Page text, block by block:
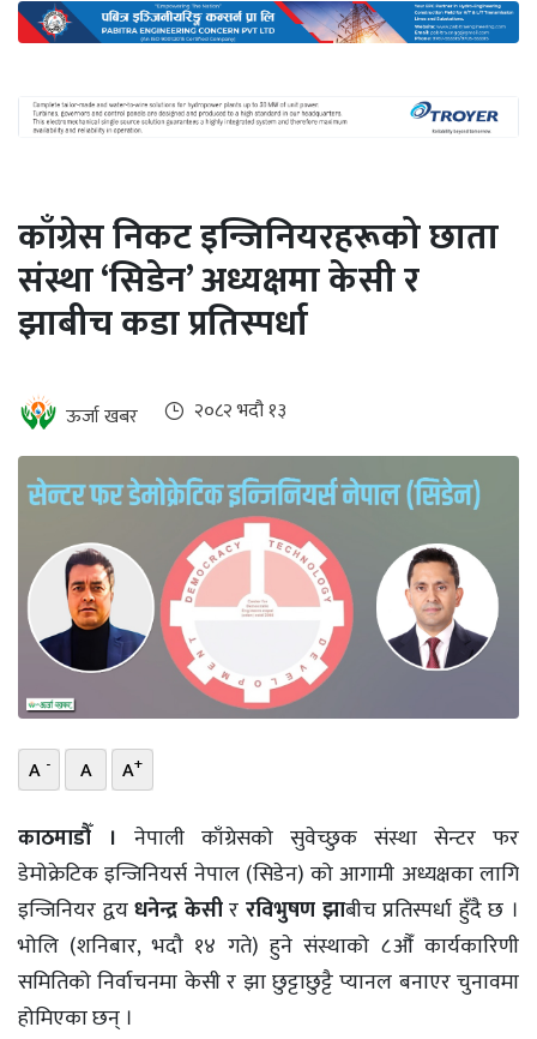
ऊर्जा
दक्षता
खबर
हरित
हाइड्रोजन
सम्पादकीय
बैंक
भिडियो
छापा
खोज
ऊर्जा
विशेष
काँग्रेस निकट इन्जिनियरहरूको छाता
संस्था ‘सिडेन’ अध्यक्षमा केसी र
झाबीच कडा प्रतिस्पर्धा
ऊर्जा खबर २०८२ भदौ १३
A - A A+
काठमाडौँ । नेपाली काँग्रेसको सुवेच्छुक संस्था सेन्टर फर
डेमोक्रेटिक इन्जिनियर्स नेपाल (सिडेन) को आगामी अध्यक्षका लागि
इन्जिनियर द्वयधनेन्द्र केसीररविभुषण झाबीच प्रतिस्पर्धा हुँदै छ ।
भोलि (शनिबार, भदौ १४ गते) हुने संस्थाको ८औँ कार्यकारिणी
समितिको निर्वाचनमा केसी र झा छुट्टाछुट्टै प्यानल बनाएर चुनावमा
होमिएका छन् ।